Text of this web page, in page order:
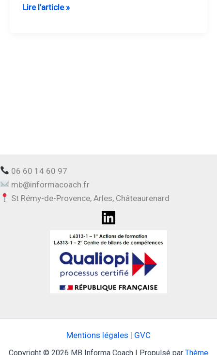
Lire l’article »
06 60 14 60 97
mb@informacoach.fr
St Rémy-de-Provence, Arles, Châteaurenard
Mentions légales | GVC
Copyright © 2026 MB Informa Coach | Propulsé par Thème